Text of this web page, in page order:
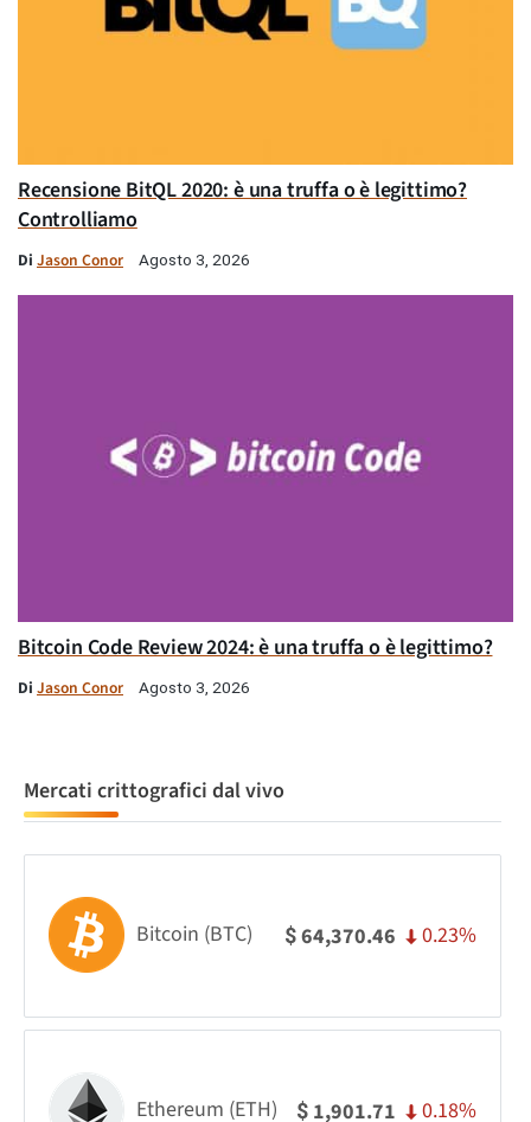
Recensione BitQL 2020: è una truffa o è legittimo?
Controlliamo
Di Jason Conor Agosto 3, 2026
Bitcoin Code Review 2024: è una truffa o è legittimo?
Di Jason Conor Agosto 3, 2026
Mercati crittografici dal vivo
Bitcoin (BTC) $64,370.46 0.23%
Ethereum (ETH) $ 1,901.71 0.18%